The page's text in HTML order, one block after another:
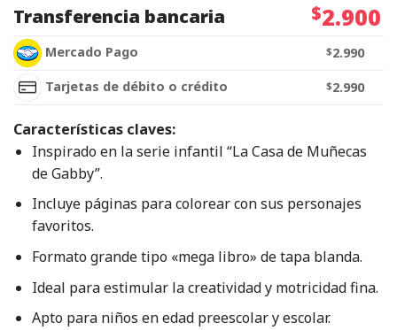
Transferencia bancaria
$2.900
Mercado Pago $2.990
Tarjetas de débito o crédito $2.990
Características claves:
Inspirado en la serie infantil “La Casa de Muñecas
de Gabby”.
Incluye páginas para colorear con sus personajes
favoritos.
Formato grande tipo «mega libro» de tapa blanda.
Ideal para estimular la creatividad y motricidad fina.
Apto para niños en edad preescolar y escolar.